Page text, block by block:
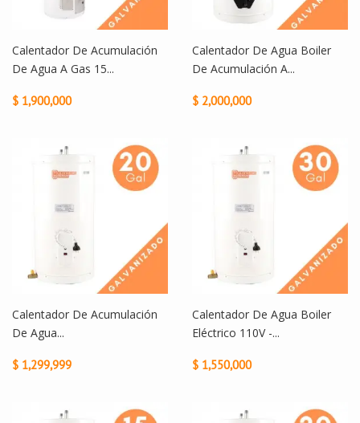
Calentador De Acumulación
De Agua A Gas 15...
$ 1,900,000
Calentador De Agua Boiler
De Acumulación A...
$ 2,000,000
Calentador De Acumulación
De Agua...
$ 1,299,999
Calentador De Agua Boiler
Eléctrico 110V -...
$ 1,550,000